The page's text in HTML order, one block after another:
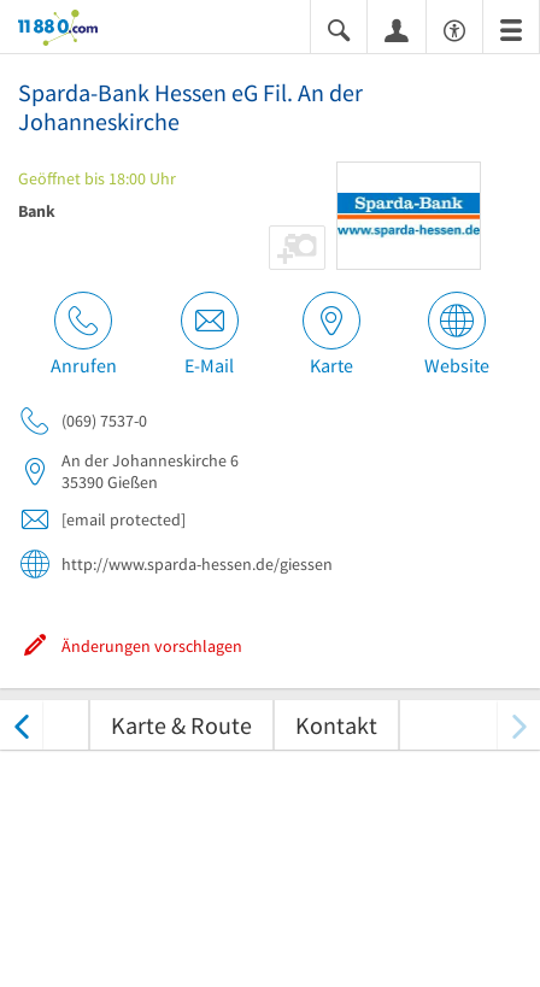
11880.com
Sparda-Bank Hessen eG Fil. An der
Johanneskirche
Geöffnet bis 18:00 Uhr
Bank
Anrufen E-Mail Karte Website
(069) 7537-0
An der Johanneskirche 6
35390Gießen
[email protected]
http://www.sparda-hessen.de/giessen
Änderungen vorschlagen
Karte & Route Kontakt